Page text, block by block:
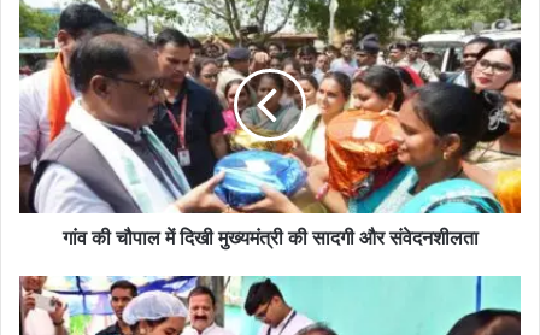
गांव की चौपाल में दिखी मुख्यमंत्री की सादगी और संवेदनशीलता